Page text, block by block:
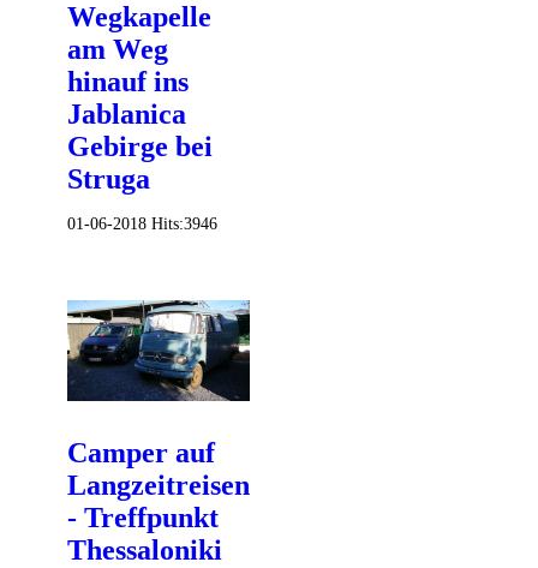
Wegkapelle
am Weg
hinauf ins
Jablanica
Gebirge bei
Struga
01-06-2018 Hits:3946
Camper auf
Langzeitreisen
- Treffpunkt
Thessaloniki